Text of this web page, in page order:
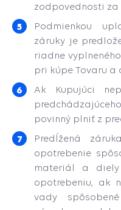
zodpovednosti za
Podmienkou
záruky je
riadne
pri kúpe Tovaru a
Ak Kupujúci
povinný plniť z
Predĺžená
opotrebenie
materiál a diely
opotrebeniu, ak
vady